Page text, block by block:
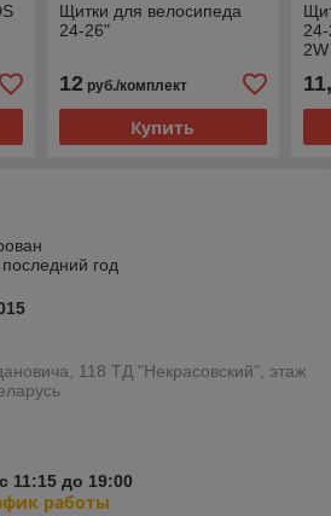
Щитки для велосипеда
24-26"
12руб./комплект
Купить
год
118 ТД "Некрасовский", этаж
11:15 до 19:00
работы